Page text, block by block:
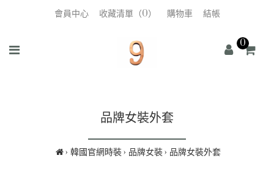
會員中心 收藏清單（0） 購物車 結帳
0
品牌女裝外套
韓國官網時裝 品牌女裝 品牌女裝外套